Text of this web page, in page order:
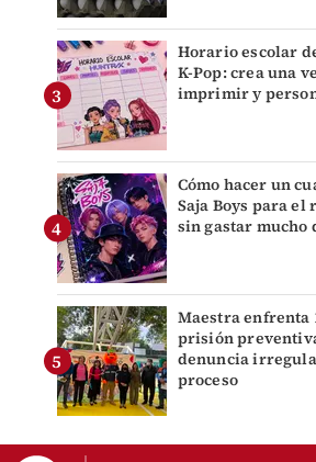
Horario escolar
K-Pop: crea una
imprimir y
Cómo hacer un
Saja Boys para el
sin gastar mucho
Maestra enfrenta
prisión
denuncia
proceso